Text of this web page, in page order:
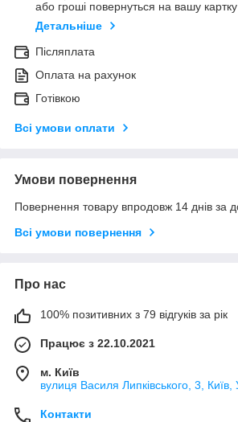
або гроші повернуться на вашу картку
Детальніше
Післяплата
Оплата на рахунок
Готівкою
Всі умови оплати
Умови повернення
Повернення товару впродовж 14 днів за
Всі умови повернення
Про нас
100% позитивних з 79 відгуків за рік
Працює з 22.10.2021
м. Київ
вулиця Василя Липківського, 3, Київ,
Контакти